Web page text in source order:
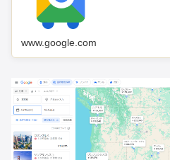
www.google.com